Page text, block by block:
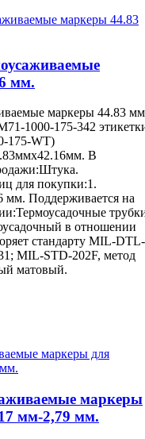
мм.
маркеры 44.83 мм
1000-175-342
175-WT)
В
для покупки:1.
Поддерживается на
в отношении
стандарту MIL-DTL-
MIL-STD-202F, метод
матовый.
маркеры
мм-2,79 мм.